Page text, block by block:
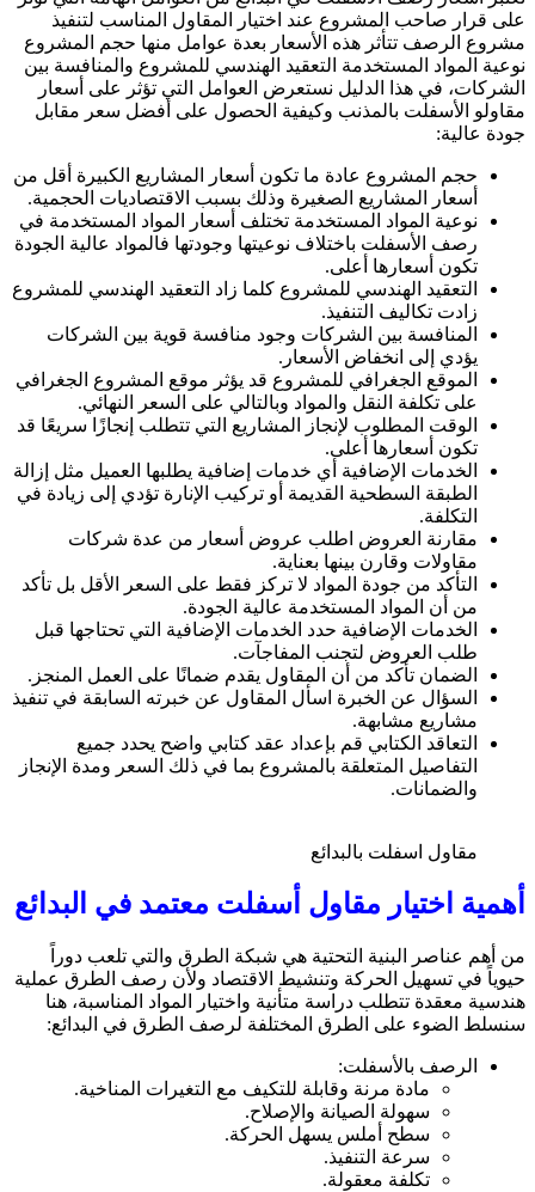
على قرار صاحب المشروع عند اختيار المقاول المناسب لتنفيذ
مشروع الرصف تتأثر هذه الأسعار بعدة عوامل منها حجم المشروع
نوعية المواد المستخدمة التعقيد الهندسي للمشروع والمنافسة بين
الشركات، في هذا الدليل نستعرض العوامل التي تؤثر على أسعار
مقاولو الأسفلت بالمذنب وكيفية الحصول على أفضل سعر مقابل
جودة عالية:
حجم المشروع عادة ما تكون أسعار المشاريع الكبيرة أقل من
أسعار المشاريع الصغيرة وذلك بسبب الاقتصاديات الحجمية.
نوعية المواد المستخدمة تختلف أسعار المواد المستخدمة في
رصف الأسفلت باختلاف نوعيتها وجودتها فالمواد عالية الجودة
تكون أسعارها أعلى.
التعقيد الهندسي للمشروع كلما زاد التعقيد الهندسي للمشروع
زادت تكاليف التنفيذ.
المنافسة بين الشركات وجود منافسة قوية بين الشركات
يؤدي إلى انخفاض الأسعار.
الموقع الجغرافي للمشروع قد يؤثر موقع المشروع الجغرافي
على تكلفة النقل والمواد وبالتالي على السعر النهائي.
الوقت المطلوب لإنجاز المشاريع التي تتطلب إنجازًا سريعًا قد
تكون أسعارها أعلى.
الخدمات الإضافية أي خدمات إضافية يطلبها العميل مثل إزالة
الطبقة السطحية القديمة أو تركيب الإنارة تؤدي إلى زيادة في
التكلفة.
مقارنة العروض اطلب عروض أسعار من عدة شركات
مقاولات وقارن بينها بعناية.
التأكد من جودة المواد لا تركز فقط على السعر الأقل بل تأكد
من أن المواد المستخدمة عالية الجودة.
الخدمات الإضافية حدد الخدمات الإضافية التي تحتاجها قبل
طلب العروض لتجنب المفاجآت.
الضمان تأكد من أن المقاول يقدم ضمانًا على العمل المنجز.
السؤال عن الخبرة اسأل المقاول عن خبرته السابقة في تنفيذ
مشاريع مشابهة.
التعاقد الكتابي قم بإعداد عقد كتابي واضح يحدد جميع
التفاصيل المتعلقة بالمشروع بما في ذلك السعر ومدة الإنجاز
والضمانات.
مقاول اسفلت بالبدائع
أهمية اختيار مقاول أسفلت معتمد في البدائع
من أهم عناصر البنية التحتية هي شبكة الطرق والتي تلعب دوراً
حيوياً في تسهيل الحركة وتنشيط الاقتصاد ولأن رصف الطرق عملية
هندسية معقدة تتطلب دراسة متأنية واختيار المواد المناسبة، هنا
سنسلط الضوء على الطرق المختلفة لرصف الطرق في البدائع:
الرصف بالأسفلت:
مادة مرنة وقابلة للتكيف مع التغيرات المناخية.
سهولة الصيانة والإصلاح.
سطح أملس يسهل الحركة.
سرعة التنفيذ.
تكلفة معقولة.